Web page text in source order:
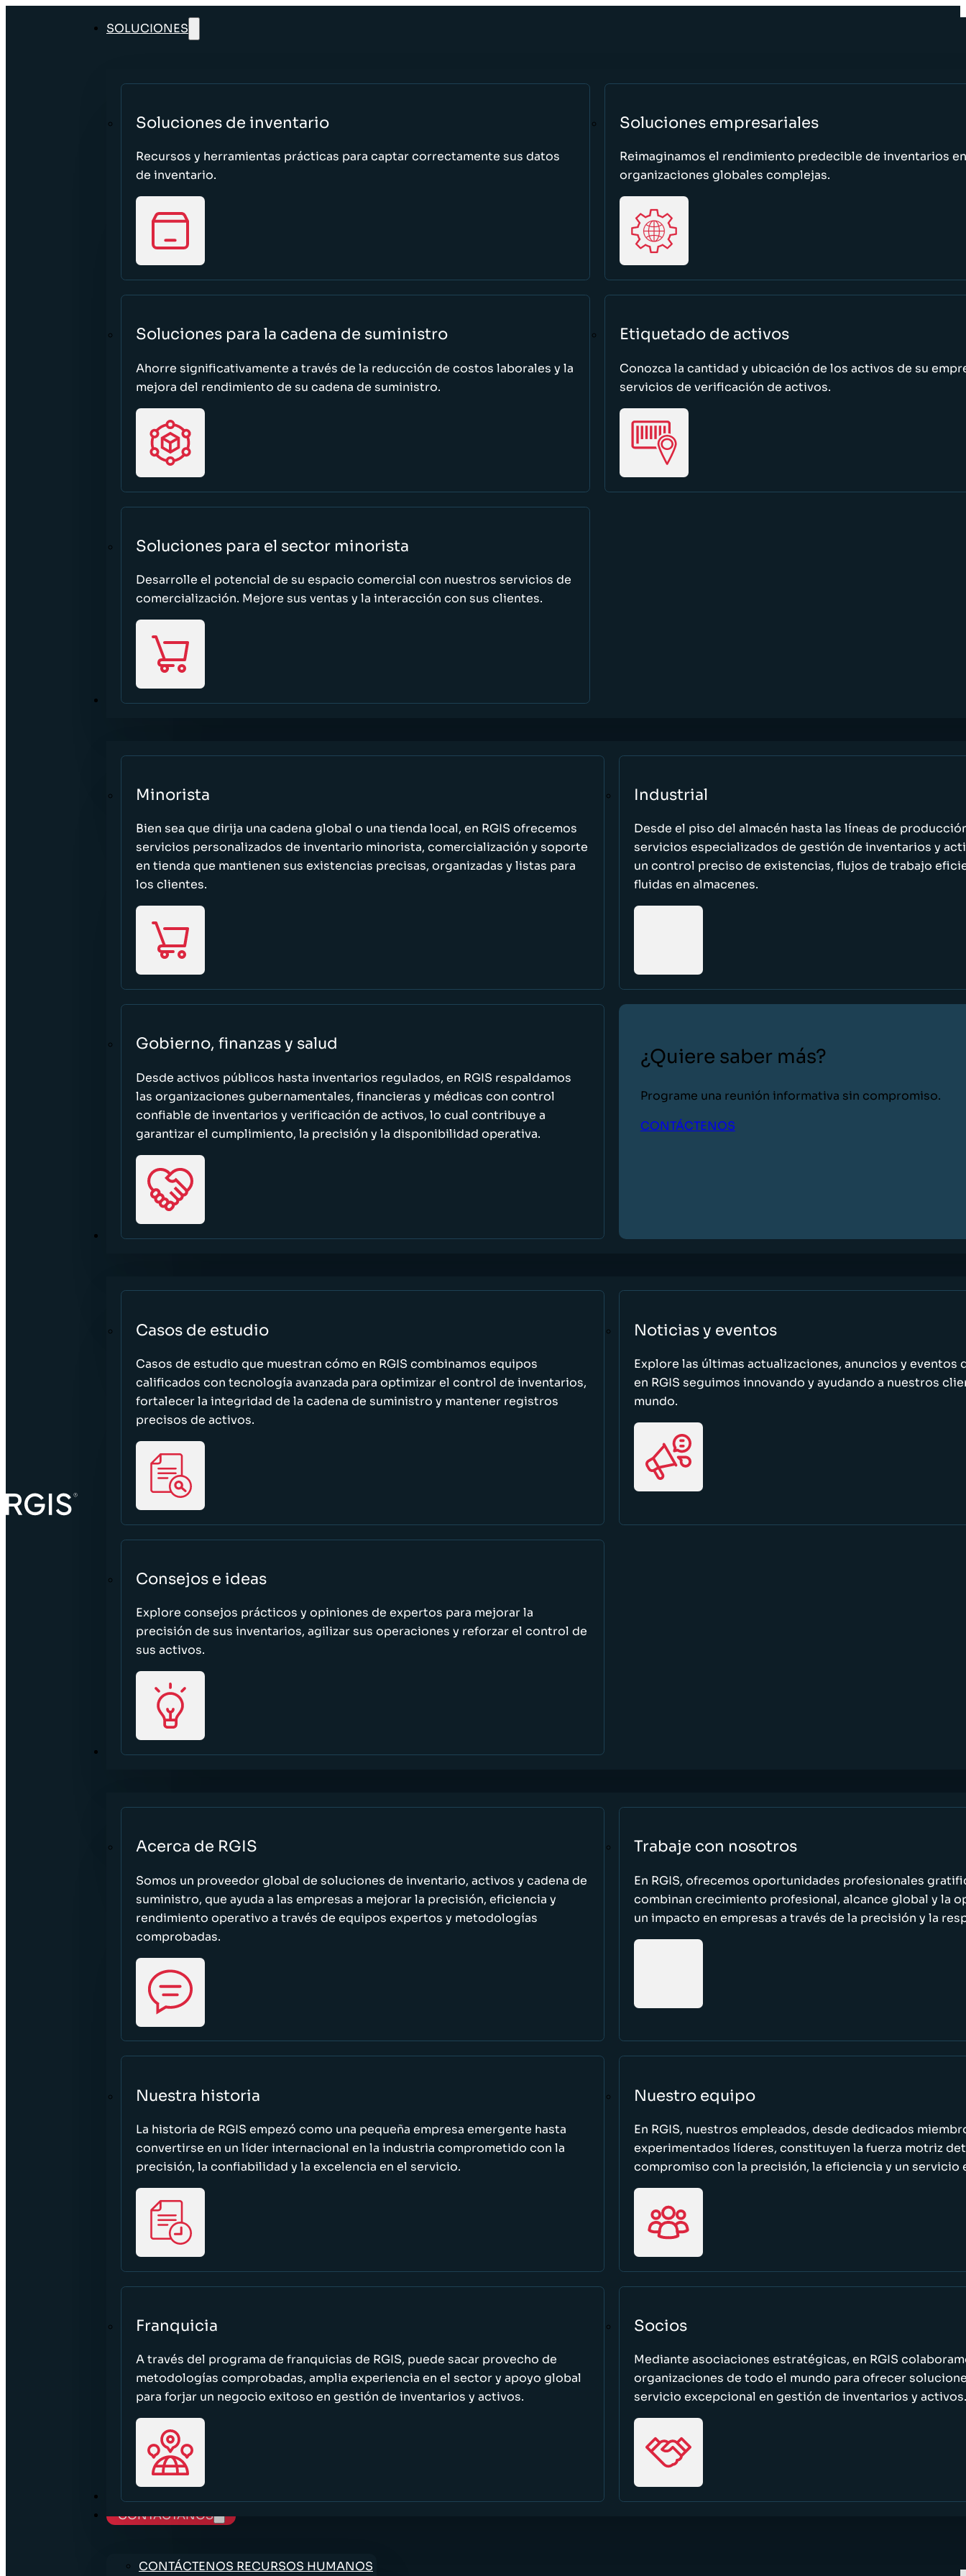
SOLUCIONES
Soluciones de inventario
Recursos y herramientas prácticas para captar correctamente sus datos
de inventario.
Soluciones empresariales
Reimaginamos el rendimiento predecible de inventarios en
organizaciones globales complejas.
Soluciones para la cadena de suministro
Ahorre significativamente a través de la reducción de costos laborales y la
mejora del rendimiento de su cadena de suministro.
Etiquetado de activos
Conozca la cantidad y ubicación de los activos de su
servicios de verificación de activos.
Soluciones para el sector minorista
Desarrolle el potencial de su espacio comercial con nuestros servicios de
comercialización. Mejore sus ventas y la interacción con sus clientes.
SECTORES
Minorista
Bien sea que dirija una cadena global o una tienda local, en RGIS ofrecemos
servicios personalizados de inventario minorista, comercialización y soporte
en tienda que mantienen sus existencias precisas, organizadas y listas para
los clientes.
Industrial
Desde el piso del almacén hasta las líneas de
servicios especializados de gestión de inventarios y
un control preciso de existencias, flujos de trabajo
fluidas en almacenes.
Gobierno, finanzas y salud
Desde activos públicos hasta inventarios regulados, en RGIS respaldamos
las organizaciones gubernamentales, financieras y médicas con control
confiable de inventarios y verificación de activos, lo cual contribuye a
garantizar el cumplimiento, la precisión y la disponibilidad operativa.
¿Quiere saber más?
Programe una reunión informativa sin compromiso.
CONTÁCTENOS
RECURSOS
Casos de estudio
Casos de estudio que muestran cómo en RGIS combinamos equipos
calificados con tecnología avanzada para optimizar el control de inventarios,
fortalecer la integridad de la cadena de suministro y mantener registros
precisos de activos.
Noticias y eventos
Explore las últimas actualizaciones, anuncios y eventos
en RGIS seguimos innovando y ayudando a nuestros
mundo.
Consejos e ideas
Explore consejos prácticos y opiniones de expertos para mejorar la
precisión de sus inventarios, agilizar sus operaciones y reforzar el control de
sus activos.
ACERCA DE
Acerca de RGIS
Somos un proveedor global de soluciones de inventario, activos y cadena de
suministro, que ayuda a las empresas a mejorar la precisión, eficiencia y
rendimiento operativo a través de equipos expertos y metodologías
comprobadas.
Trabaje con nosotros
En RGIS, ofrecemos oportunidades profesionales
combinan crecimiento profesional, alcance global y la
un impacto en empresas a través de la precisión y la
Nuestra historia
La historia de RGIS empezó como una pequeña empresa emergente hasta
convertirse en un líder internacional en la industria comprometido con la
precisión, la confiabilidad y la excelencia en el servicio.
Nuestro equipo
En RGIS, nuestros empleados, desde dedicados
experimentados líderes, constituyen la fuerza motriz
compromiso con la precisión, la eficiencia y un servicio
Franquicia
A través del programa de franquicias de RGIS, puede sacar provecho de
metodologías comprobadas, amplia experiencia en el sector y apoyo global
para forjar un negocio exitoso en gestión de inventarios y activos.
Socios
Mediante asociaciones estratégicas, en RGIS
organizaciones de todo el mundo para ofrecer
servicio excepcional en gestión de inventarios y activos.
TRABAJE CON NOSOTROS
CONTÁCTANOS
CONTÁCTENOS RECURSOS HUMANOS